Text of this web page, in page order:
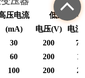
压电流
低压输入
(mA) 电压(V) 电流
30 200
7.5
60 200
15
100 200
25